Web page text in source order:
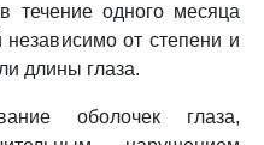
течение одного месяца
независимо от степени и
длины глаза.
оболочек глаза,